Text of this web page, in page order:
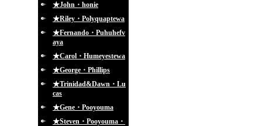
★John・honie
★Riley・Polyquaptewa
★Fernando・Puhuhefv
aya
★Carol・Humeyestewa
★George・Phillips
★Trinidad&Dawn・Lu
cas
★Gene・Pooyouma
★Steven・Pooyouma・